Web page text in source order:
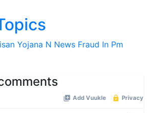
Yojana N News Fraud In Pm